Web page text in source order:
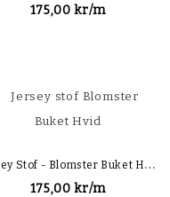
175,00 kr/m
J
Ersey Stof - Blomster Buket Hvid
175,00 kr/m